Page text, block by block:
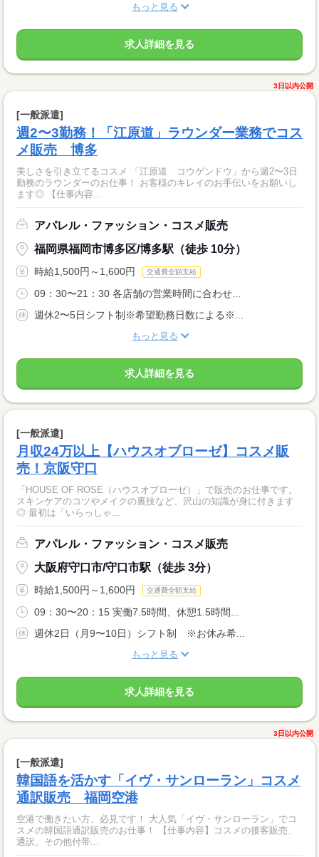
もっと見る
求人詳細を見る
3日以内公開
[一般派遣]
週2〜3勤務！「江原道」ラウンダー業務でコス
メ販売 博多
美しさを引き立てるコスメ 「江原道 コウゲンドウ」から週2〜3日
勤務のラウンダーのお仕事！ お客様のキレイのお手伝いをお願いし
ます◎ 【仕事内容...
アパレル・ファッション・コスメ販売
福岡県福岡市博多区/博多駅（徒歩 10分）
時給1,500円～1,600円 交通費全額支給
09：30〜21：30 各店舗の営業時間に合わせ...
週休2〜5日シフト制※希望勤務日数による※...
もっと見る
求人詳細を見る
[一般派遣]
月収24万以上【ハウスオブローゼ】コスメ販
売！京阪守口
「HOUSE OF ROSE（ハウスオブローゼ）」で販売のお仕事です。
スキンケアのコツやメイクの裏技など、沢山の知識が身に付きます
◎ 最初は「いらっしゃ...
アパレル・ファッション・コスメ販売
大阪府守口市/守口市駅（徒歩 3分）
時給1,500円～1,600円 交通費全額支給
09：30〜20：15 実働7.5時間、休憩1.5時間...
週休2日（月9〜10日）シフト制 ※お休み希...
もっと見る
求人詳細を見る
3日以内公開
[一般派遣]
韓国語を活かす「イヴ・サンローラン」コスメ
通訳販売 福岡空港
空港で働きたい方、必見です！ 大人気「イヴ・サンローラン」でコ
スメの韓国語通訳販売のお仕事！ 【仕事内容】コスメの接客販売、
通訳、その他付帯...